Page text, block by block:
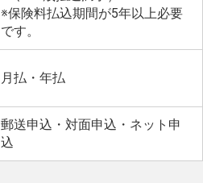
※保険料払込期間が5年以上必要
です。
月払・年払
郵送申込・対面申込・ネット申
込